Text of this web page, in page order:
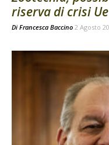
riserva di crisi
Di Francesca Baccino 2 Agosto